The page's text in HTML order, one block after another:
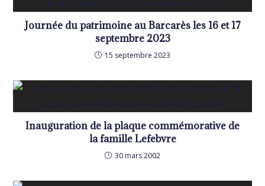
Journée du patrimoine au Barcarès les 16 et 17
septembre 2023
15 septembre 2023
Inauguration de la plaque commémorative de
la famille Lefebvre
30 mars 2002